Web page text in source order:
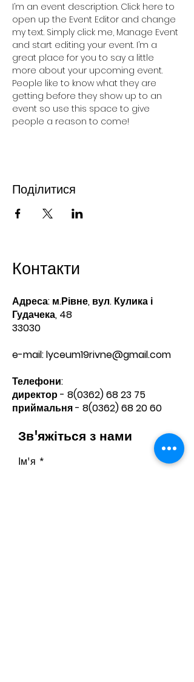
I’m an event description. Click here to
open up the Event Editor and change
my text. Simply click me, Manage Event
and start editing your event. I’m a
great place for you to say a little
more about your upcoming event.
People like to know what they are
getting before they show up to an
event so use this space to give
people a reason to come!
Поділитися
Контакти
Адреса: м.Рівне, вул. Кулика і
Гудачека, 48
33030
e-mail:lyceum19rivne@gmail.com
Телефони:​
директор - 8(0362) 68 23 75
приймальня - 8(0362) 68 20 60
Зв'яжіться з нами
Ім'я